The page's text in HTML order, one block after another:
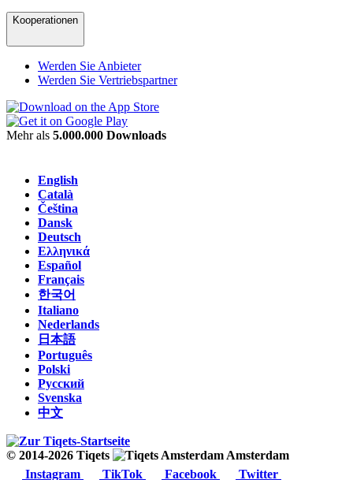
Kooperationen
Werden Sie Anbieter
Werden Sie Vertriebspartner
Mehr als 5.000.000 Downloads
English
Català
Čeština
Dansk
Deutsch
Ελληνικά
Español
Français
한국어
Italiano
Nederlands
日本語
Português
Polski
Русский
Svenska
中文
© 2014-2026 Tiqets
Amsterdam
Instagram
TikTok Facebook Twitter